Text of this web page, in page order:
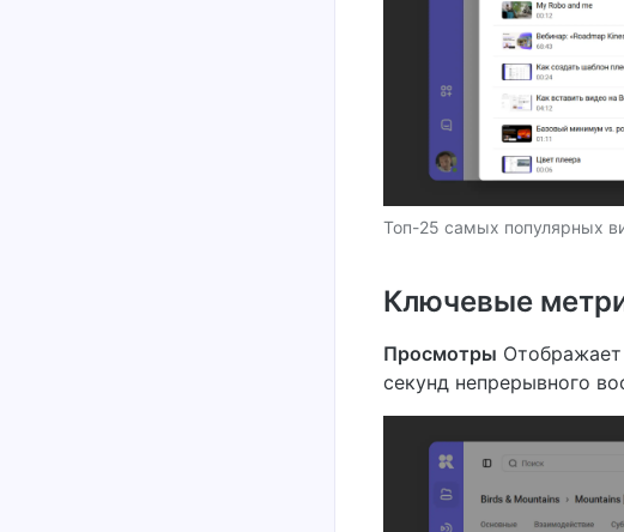
Топ-25 самых популярных
Ключевые
Просмотры Отображает
секунд непрерывного